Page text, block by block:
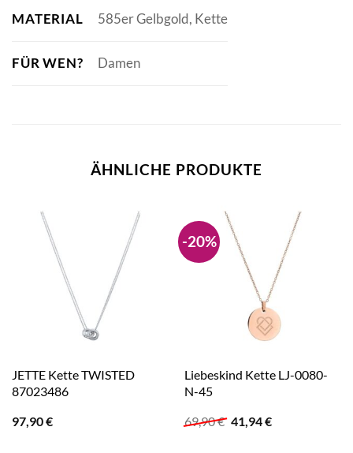
MATERIAL 585er Gelbgold, Kette
FÜR WEN? Damen
ÄHNLICHE PRODUKTE
JETTE Kette TWISTED
87023486
97,90€
-20%
Liebeskind Kette LJ-0080-
N-45
69,90€ Ursprünglicher
Preis
41,94€Aktueller